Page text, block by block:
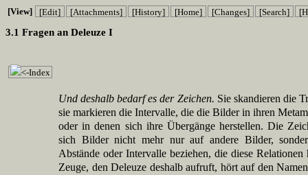
[View] [Edit] [Attachments] [History] [Home] [Changes] [Search]
3.1 Fragen an Deleuze I
<-Index
Und deshalb bedarf es der Zeichen. Sie skandieren die
sie markieren die Intervalle, die die Bilder in ihren
oder in denen sich ihre Übergänge herstellen. Die
sich Bilder nicht mehr nur auf andere Bilder,
Abstände oder Intervalle beziehen, die diese
Zeuge, den Deleuze deshalb aufruft, hört auf den